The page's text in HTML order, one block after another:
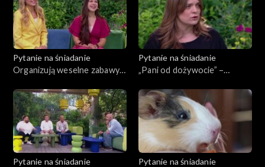
Pytanie na śniadanie
Organizują weselne zabawy
animatorek
Pytanie na śniadanie
„Pani od dożywocie” –
wieloletnie więzienie
Pytanie na śniadanie
Pytanie na śniadanie